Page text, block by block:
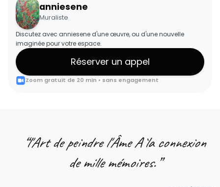
anniesene
Muraliste
Discutez avec anniesene d'une œuvre, ou d'une nouvelle
imaginée pour votre espace.
Réserver un appel
Zoom gratuit de 20 min • sans engagement
l'Art de peindre l'Âme À la connexion
de mille mémoires.”